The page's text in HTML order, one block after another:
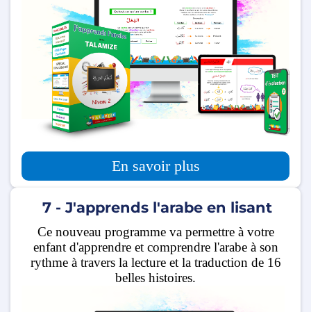
En savoir plus
7 - J'apprends l'arabe en lisant
Ce nouveau programme va permettre à votre
enfant d'apprendre et comprendre l'arabe à son
rythme à travers la lecture et la traduction de 16
belles histoires.